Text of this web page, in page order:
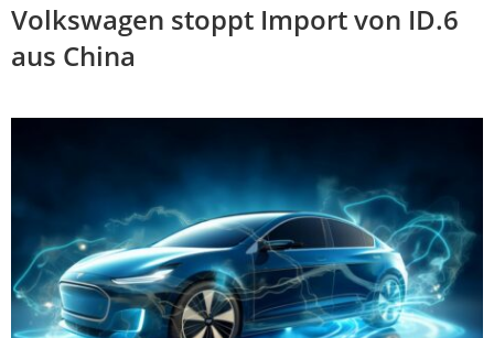
Volkswagen stoppt Import von ID.6
aus China